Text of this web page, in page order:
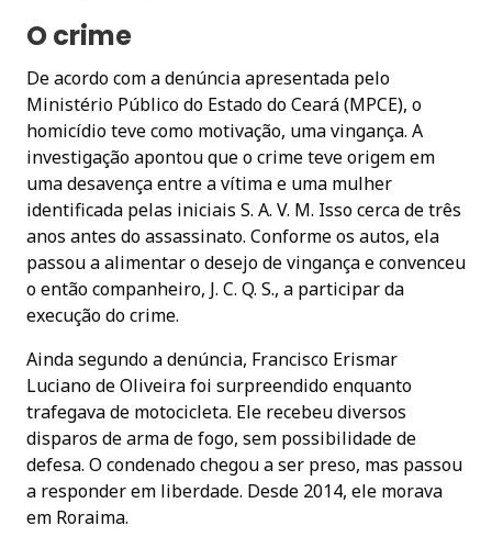
O crime
De acordo com a denúncia apresentada pelo
Ministério Público do Estado do Ceará (MPCE), o
homicídio teve como motivação, uma vingança. A
investigação apontou que o crime teve origem em
uma desavença entre a vítima e uma mulher
identificada pelas iniciais S. A. V. M. Isso cerca de três
anos antes do assassinato. Conforme os autos, ela
passou a alimentar o desejo de vingança e convenceu
o então companheiro, J. C. Q. S., a participar da
execução do crime.
Ainda segundo a denúncia, Francisco Erismar
Luciano de Oliveira foi surpreendido enquanto
trafegava de motocicleta. Ele recebeu diversos
disparos de arma de fogo, sem possibilidade de
defesa. O condenado chegou a ser preso, mas passou
a responder em liberdade. Desde 2014, ele morava
em Roraima.